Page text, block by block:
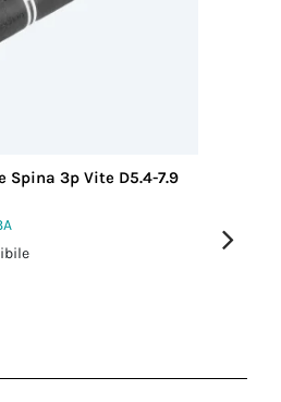
Spina 3p Vite D5.4-7.9
Prezzo